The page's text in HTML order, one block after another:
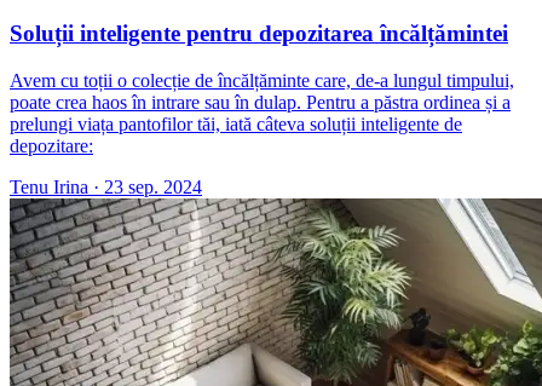
Soluții inteligente pentru depozitarea încălțămintei
Avem cu toții o colecție de încălțăminte care, de-a lungul timpului,
poate crea haos în intrare sau în dulap. Pentru a păstra ordinea și a
prelungi viața pantofilor tăi, iată câteva soluții inteligente de
depozitare:
Tenu Irina · 23 sep. 2024